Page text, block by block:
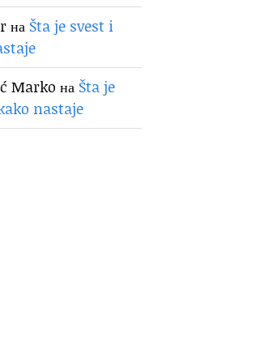
на Šta je svest i
Marko на Šta je
nastaje